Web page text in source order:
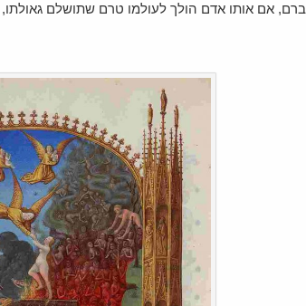
ברם, אם אותו אדם הולך לעולמו טרם שתושלם גאולתו,